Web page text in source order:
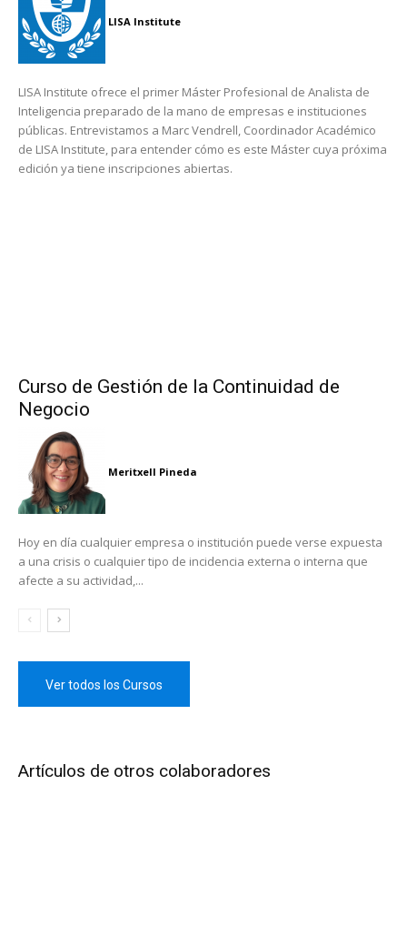
LISA Institute
LISA Institute ofrece el primer Máster Profesional de Analista de
Inteligencia preparado de la mano de empresas e instituciones
públicas. Entrevistamos a Marc Vendrell, Coordinador Académico
de LISA Institute, para entender cómo es este Máster cuya próxima
edición ya tiene inscripciones abiertas.
Curso de Gestión de la Continuidad de
Negocio
Meritxell Pineda
Hoy en día cualquier empresa o institución puede verse expuesta
a una crisis o cualquier tipo de incidencia externa o interna que
afecte a su actividad,...
Ver todos los Cursos
Artículos de otros colaboradores